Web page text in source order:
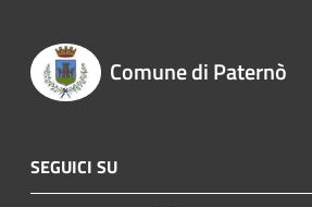
Comune di Paternò
SEGUICI SU